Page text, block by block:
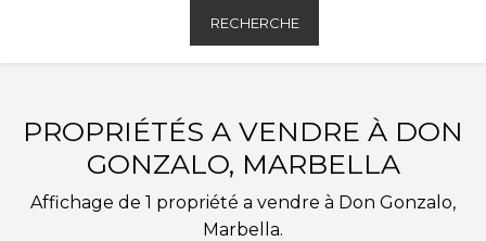
RECHERCHE
PROPRIÉTÉS A VENDRE À DON
GONZALO, MARBELLA
Affichage de 1 propriété a vendre à Don Gonzalo,
Marbella.